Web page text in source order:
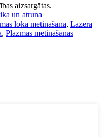
aizsargātas.
un atruna
loka metināšana, Lāzera
, Plazmas metināšanas